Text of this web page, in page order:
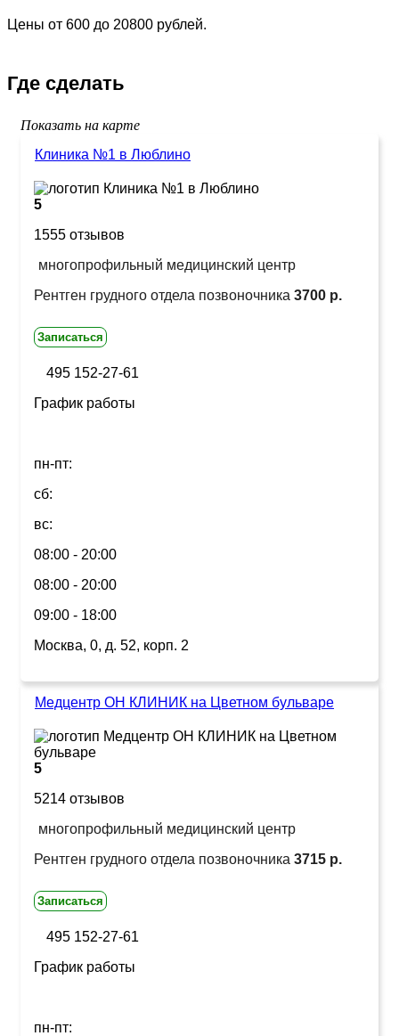
Цены от 600 до 20800 рублей.
Где сделать
Показать на карте
Клиника №1 в Люблино
5
1555 отзывов
многопрофильный медицинский центр
Рентген грудного отдела позвоночника 3700 р.
Записаться
495 152-27-61
График работы
пн-пт:
сб:
вс:
08:00 - 20:00
08:00 - 20:00
09:00 - 18:00
Москва, 0, д. 52, корп. 2
Медцентр ОН КЛИНИК на Цветном бульваре
5
5214 отзывов
многопрофильный медицинский центр
Рентген грудного отдела позвоночника 3715 р.
Записаться
495 152-27-61
График работы
пн-пт: